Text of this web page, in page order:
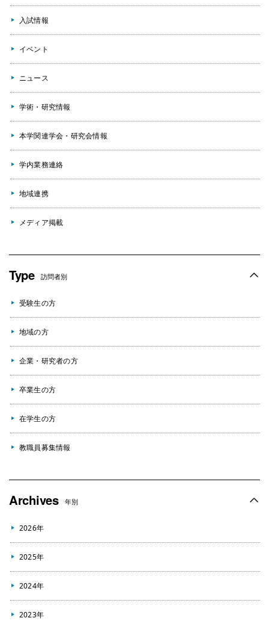
入試情報
イベント
ニュース
学術・研究情報
本学関連学会・研究会情報
学内業務連絡
地域連携
メディア掲載
Type 訪問者別
受験生の方
地域の方
企業・研究者の方
卒業生の方
在学生の方
教職員募集情報
Archives 年別
2026年
2025年
2024年
2023年